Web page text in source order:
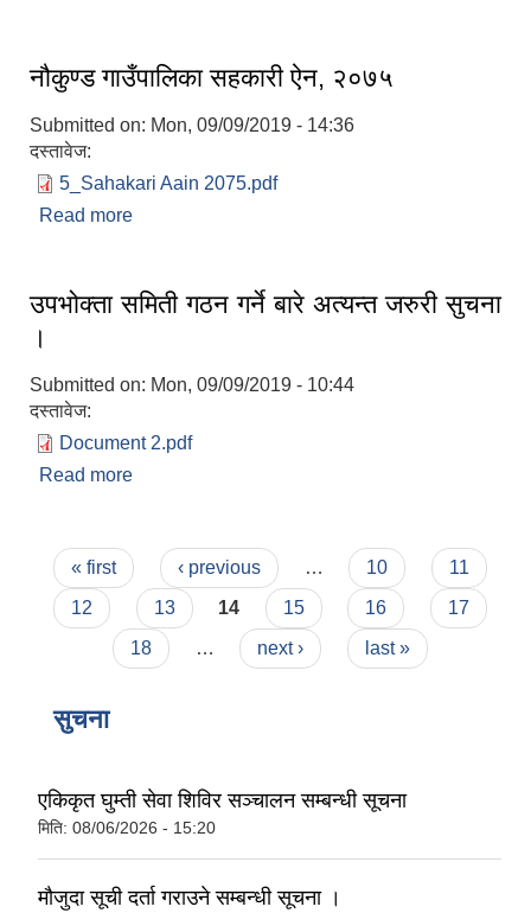
नौकुण्ड गाउँपालिका सहकारी ऐन, २०७५
Submitted on: Mon, 09/09/2019 - 14:36
दस्तावेज:
5_Sahakari Aain 2075.pdf
Read more
उपभोक्ता समिती गठन गर्ने बारे अत्यन्त जरुरी सुचना
।
Submitted on: Mon, 09/09/2019 - 10:44
दस्तावेज:
Document 2.pdf
Read more
Pages
« first ‹ previous … 10
11
12
13 14 15 16
17
18
… next › last »
सुचना
एकिकृत घुम्ती सेवा शिविर सञ्‍चालन सम्बन्धी सूचना
मिति: 08/06/2026 - 15:20
मौजुदा सूची दर्ता गराउने सम्बन्धी सूचना ।